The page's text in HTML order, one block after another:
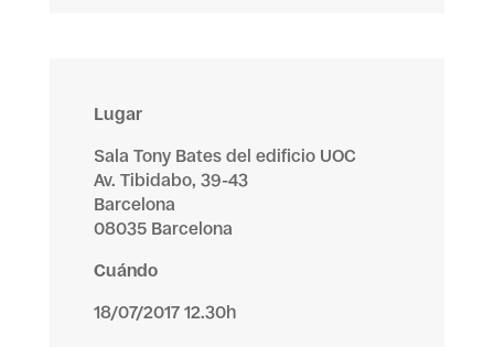
Lugar
Sala Tony Bates del edificio UOC
Av. Tibidabo, 39-43
Barcelona
08035 Barcelona
Cuándo
18/07/2017 12.30h